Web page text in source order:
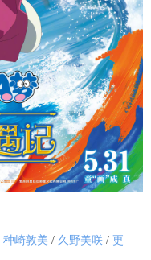
种崎敦美 / 久野美咲 / 更